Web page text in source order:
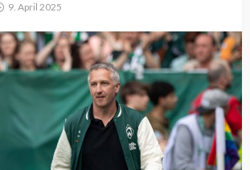
9. April 2025